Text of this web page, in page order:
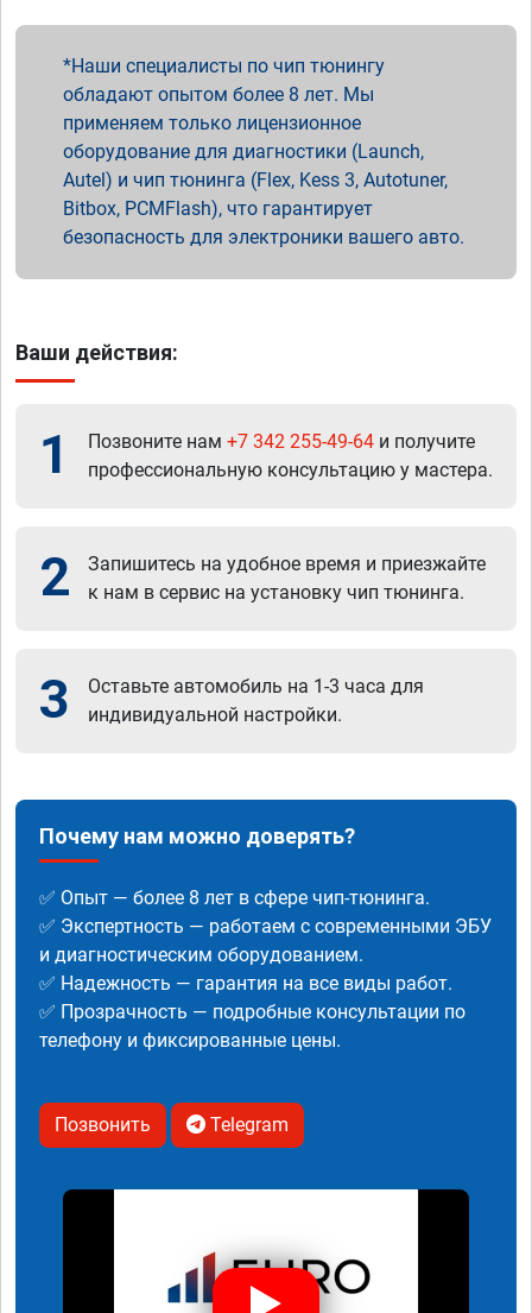
Наши специалисты по чип тюнингу
обладают опытом более 8 лет. Мы
применяем только лицензионное
оборудование для диагностики (Launch,
Autel) и чип тюнинга (Flex, Kess 3, Autotuner,
Bitbox, PCMFlash), что гарантирует
безопасность для электроники вашего авто.
Ваши действия:
1 Позвоните нам +7 342 255-49-64 и получите
профессиональную консультацию у мастера.
2
Запишитесь на удобное время и приезжайте
к нам в сервис на установку чип тюнинга.
3
Оставьте автомобиль на 1-3 часа для
индивидуальной настройки.
Почему нам можно доверять?
✅ Опыт — более 8 лет в сфере чип-тюнинга.
✅ Экспертность — работаем с современными ЭБУ
и диагностическим оборудованием.
✅ Надежность — гарантия на все виды работ.
✅ Прозрачность — подробные консультации по
телефону и фиксированные цены.
Позвонить Telegram